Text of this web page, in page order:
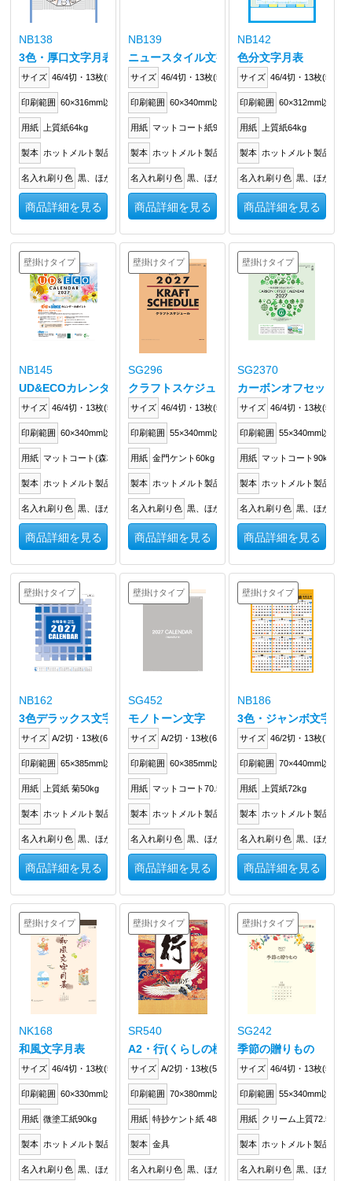
NB138
3色・厚口文字月表
サイズ 46/4切・13枚(534×380mm)
印刷範囲 60×316mm以内
用紙 上質紙64kg
製本 ホットメルト製品
名入れ刷り色 黒、ほか
商品詳細を見る
NB139
ニュースタイル文字月表
サイズ 46/4切・13枚(534×380mm)
印刷範囲 60×340mm以内
用紙 マットコート紙90kg
製本 ホットメルト製品
名入れ刷り色 黒、ほか
商品詳細を見る
NB142
色分文字月表
サイズ 46/4切・13枚
印刷範囲 60×312mm以内
用紙 上質紙64kg
製本 ホットメルト製品
名入れ刷り色 黒、ほか
商品詳細を見る
壁掛けタイプ
NB145
UD&ECOカレンダー
サイズ 46/4切・13枚(534×380mm)
印刷範囲 60×340mm以内
用紙 マットコート(森林認証紙)90kg
製本 ホットメルト製品
名入れ刷り色 黒、ほか
商品詳細を見る
壁掛けタイプ
SG296
クラフトスケジュール
サイズ 46/4切・13枚(535×380mm)
印刷範囲 55×340mm以内
用紙 金門ケント60kg
製本 ホットメルト製品
名入れ刷り色 黒、ほか
商品詳細を見る
壁掛けタイプ
SG2370
カーボンオフセットカ
サイズ 46/4切・13枚
印刷範囲 55×340mm以内
用紙 マットコート90kg
製本 ホットメルト製品
名入れ刷り色 黒、ほか
商品詳細を見る
壁掛けタイプ
NB162
3色デラックス文字
サイズ A/2切・13枚(617×425mm)
印刷範囲 65×385mm以内
用紙 上質紙 菊50kg
製本 ホットメルト製品
名入れ刷り色 黒、ほか
商品詳細を見る
壁掛けタイプ
SG452
モノトーン文字
サイズ A/2切・13枚(610×425mm)
印刷範囲 60×385mm以内
用紙 マットコート70.5kg
製本 ホットメルト製品
名入れ刷り色 黒、ほか
商品詳細を見る
壁掛けタイプ
NB186
3色・ジャンボ文字〈
サイズ 46/2切・13枚
印刷範囲 70×440mm以内
用紙 上質紙72kg
製本 ホットメルト製品
名入れ刷り色 黒、ほか
商品詳細を見る
壁掛けタイプ
NK168
和風文字月表
サイズ 46/4切・13枚(535×380mm)
印刷範囲 60×330mm以内
用紙 微塗工紙90kg
製本 ホットメルト製品
名入れ刷り色 黒、ほか
壁掛けタイプ
SR540
A2・行(くらしの標語カレンダー)
サイズ A/2切・13枚(590×425mm)
印刷範囲 70×380mm以内
用紙 特抄ケント紙 48kg
製本 金具
名入れ刷り色 黒、ほか
壁掛けタイプ
SG242
季節の贈りもの
サイズ 46/4切・13枚
印刷範囲 55×340mm以内
用紙 クリーム上質72.5kg
製本 ホットメルト製品
名入れ刷り色 黒、ほか